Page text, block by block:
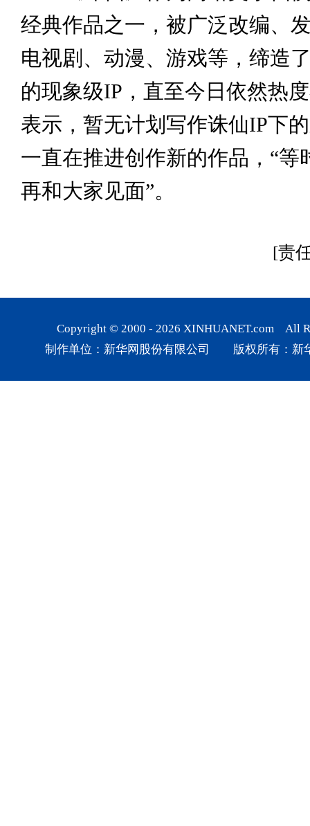
经典作品之一，被广泛改编、
电视剧、动漫、游戏等，缔造
的现象级IP，直至今日依然热
表示，暂无计划写作诛仙IP下
一直在推进创作新的作品，“等
再和大家见面”。
[责
Copyright © 2000 - 2026 XINHUANET.com All
制作单位：新华网股份有限公司 版权所有：新